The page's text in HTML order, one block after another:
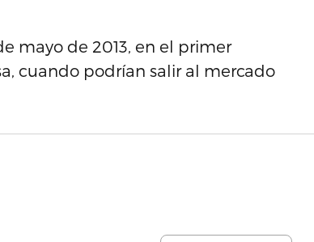
mayo de 2013, en el primer
cuando podrían salir al mercado